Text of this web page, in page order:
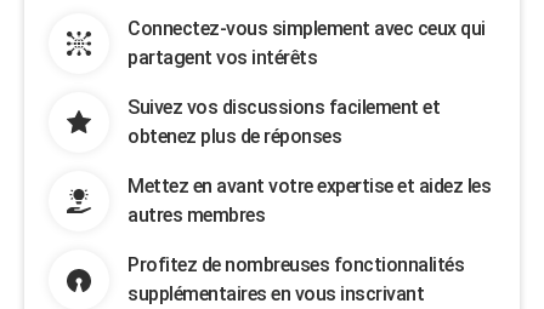
Connectez-vous simplement avec ceux qui
partagent vos intérêts
Suivez vos discussions facilement et
obtenez plus de réponses
Mettez en avant votre expertise et aidez les
autres membres
Profitez de nombreuses fonctionnalités
supplémentaires en vous inscrivant